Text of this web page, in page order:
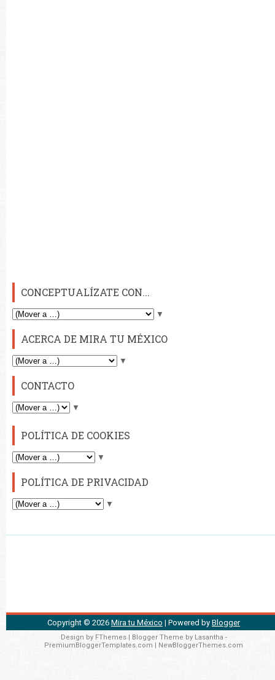
CONCEPTUALÍZATE CON...
▼
ACERCA DE MIRA TU MÉXICO
▼
CONTACTO
▼
POLÍTICA DE COOKIES
▼
POLÍTICA DE PRIVACIDAD
▼
Copyright © 2026 Mira tu México | Powered by Blogger
Design by FThemes| Blogger Theme by Lasantha -
PremiumBloggerTemplates.com
NewBloggerThemes.com